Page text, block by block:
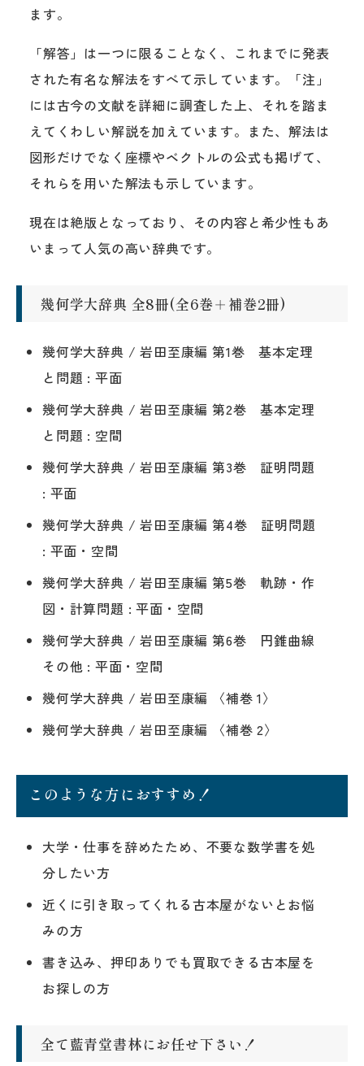
ます。
「解答」は一つに限ることなく、これまでに発表
された有名な解法をすべて示しています。「注」
には古今の文献を詳細に調査した上、それを踏ま
えてくわしい解説を加えています。また、解法は
図形だけでなく座標やベクトルの公式も掲げて、
それらを用いた解法も示しています。
現在は絶版となっており、その内容と希少性もあ
いまって人気の高い辞典です。
幾何学大辞典 全8冊(全6巻＋補巻2冊)
幾何学大辞典 / 岩田至康編 第1巻 基本定理
と問題 : 平面
幾何学大辞典 / 岩田至康編 第2巻 基本定理
と問題 : 空間
幾何学大辞典 / 岩田至康編 第3巻 証明問題
: 平面
幾何学大辞典 / 岩田至康編 第4巻 証明問題
: 平面・空間
幾何学大辞典 / 岩田至康編 第5巻 軌跡・作
図・計算問題 : 平面・空間
幾何学大辞典 / 岩田至康編 第6巻 円錐曲線
その他 : 平面・空間
幾何学大辞典 / 岩田至康編 〈補巻 1〉
幾何学大辞典 / 岩田至康編 〈補巻 2〉
このような方におすすめ！
大学・仕事を辞めたため、不要な数学書を処
分したい方
近くに引き取ってくれる古本屋がないとお悩
みの方
書き込み、押印ありでも買取できる古本屋を
お探しの方
全て藍青堂書林にお任せ下さい！